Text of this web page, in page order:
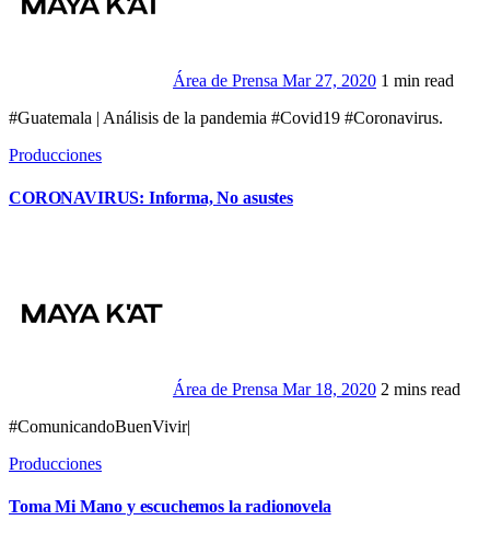
Área de Prensa Mar 27, 2020 1 min read
#Guatemala | Análisis de la pandemia #Covid19 #Coronavirus.
Producciones
CORONAVIRUS: Informa, No asustes
Área de Prensa Mar 18, 2020 2 mins read
#ComunicandoBuenVivir|
Producciones
Toma Mi Mano y escuchemos la radionovela